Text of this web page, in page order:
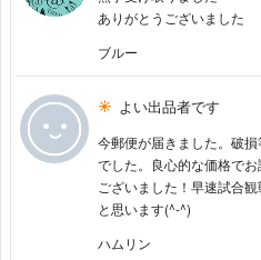
ありがとうございました
ブルー
よい出品者です
今郵便が届きました。破
でした。良心的な価格でお
ございました！早速試合
と思います(^-^)
ハムリン